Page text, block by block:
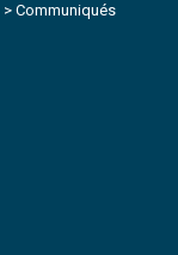
> Communiqués